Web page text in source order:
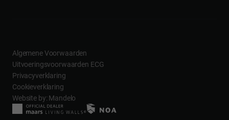
Algemene Voorwaarden
Uitvoeringsvoorwaarden ECG
Privacyverklaring
Cookieverklaring
Website by: Mandelo